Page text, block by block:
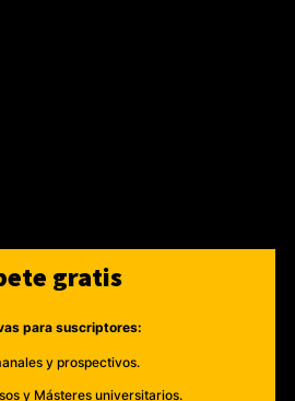
gratis
para suscriptores:
y prospectivos.
y Másteres universitarios.